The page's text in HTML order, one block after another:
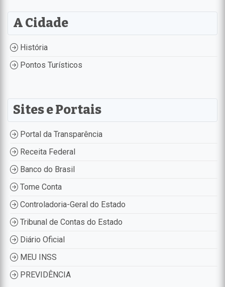
A Cidade
História
Pontos Turísticos
Sites e Portais
Portal da Transparência
Receita Federal
Banco do Brasil
Tome Conta
Controladoria-Geral do Estado
Tribunal de Contas do Estado
Diário Oficial
MEU INSS
PREVIDÊNCIA